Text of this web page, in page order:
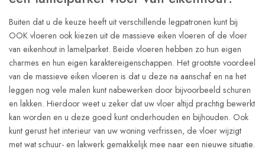
Buiten dat u de keuze heeft uit verschillende legpatronen kunt bij
OOK vloeren ook kiezen uit de massieve eiken vloeren of de vloer
van eikenhout in lamelparket. Beide vloeren hebben zo hun eigen
charmes en hun eigen karaktereigenschappen. Het grootste voordeel
van de massieve eiken vloeren is dat u deze na aanschaf en na het
leggen nog vele malen kunt nabewerken door bijvoorbeeld schuren
en lakken. Hierdoor weet u zeker dat uw vloer altijd prachtig bewerkt
kan worden en u deze goed kunt onderhouden en bijhouden. Ook
kunt gerust het interieur van uw woning verfrissen, de vloer wijzigt
met wat schuur- en lakwerk gemakkelijk mee naar een nieuwe situatie.